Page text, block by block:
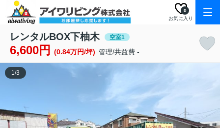
お気に入り
0
レンタルBOX下柚木 空室1
6,600円 (0.84万円/坪) 管理/共益費 -
1/3